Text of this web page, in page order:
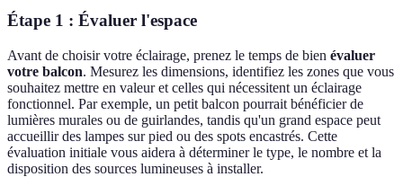
Étape 1 : Évaluer l'espace
Avant de choisir votre éclairage, prenez le temps de bien évaluer
votre balcon. Mesurez les dimensions, identifiez les zones que vous
souhaitez mettre en valeur et celles qui nécessitent un éclairage
fonctionnel. Par exemple, un petit balcon pourrait bénéficier de
lumières murales ou de guirlandes, tandis qu'un grand espace peut
accueillir des lampes sur pied ou des spots encastrés. Cette
évaluation initiale vous aidera à déterminer le type, le nombre et la
disposition des sources lumineuses à installer.